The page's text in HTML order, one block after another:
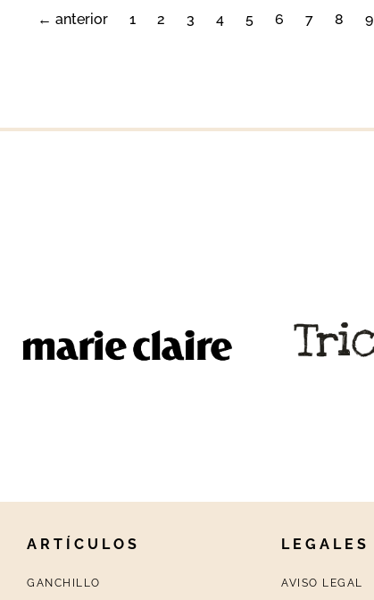
← anterior 1 2 3 4 5 6 7 8 9
ARTÍCULOS
GANCHILLO
LEGALES
AVISO LEGAL